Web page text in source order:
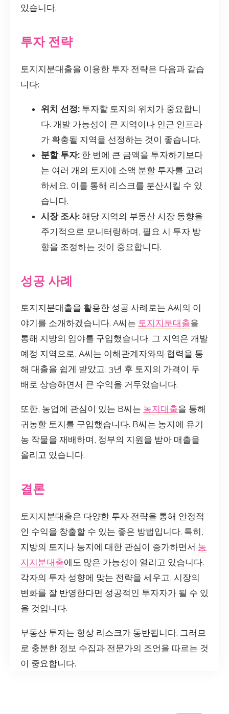
있습니다.
투자 전략
토지지분대출을 이용한 투자 전략은 다음과 같습
니다:
위치 선정: 투자할 토지의 위치가 중요합니
다. 개발 가능성이 큰 지역이나 인근 인프라
가 확충될 지역을 선정하는 것이 좋습니다.
분할 투자: 한 번에 큰 금액을 투자하기보다
는 여러 개의 토지에 소액 분할 투자를 고려
하세요. 이를 통해 리스크를 분산시킬 수 있
습니다.
시장 조사: 해당 지역의 부동산 시장 동향을
주기적으로 모니터링하며, 필요 시 투자 방
향을 조정하는 것이 중요합니다.
성공 사례
토지지분대출을 활용한 성공 사례로는 A씨의 이
야기를 소개하겠습니다. A씨는 토지지분대출을
통해 지방의 임야를 구입했습니다. 그 지역은 개발
예정 지역으로, A씨는 이해관계자와의 협력을 통
해 대출을 쉽게 받았고, 3년 후 토지의 가격이 두
배로 상승하면서 큰 수익을 거두었습니다.
또한, 농업에 관심이 있는 B씨는 농지대출을 통해
귀농할 토지를 구입했습니다. B씨는 농지에 유기
농 작물을 재배하며, 정부의 지원을 받아 매출을
올리고 있습니다.
결론
토지지분대출은 다양한 투자 전략을 통해 안정적
인 수익을 창출할 수 있는 좋은 방법입니다. 특히,
지방의 토지나 농지에 대한 관심이 증가하면서 농
지지분대출에도 많은 가능성이 열리고 있습니다.
각자의 투자 성향에 맞는 전략을 세우고, 시장의
변화를 잘 반영한다면 성공적인 투자자가 될 수 있
을 것입니다.
부동산 투자는 항상 리스크가 동반됩니다. 그러므
로 충분한 정보 수집과 전문가의 조언을 따르는 것
이 중요합니다.